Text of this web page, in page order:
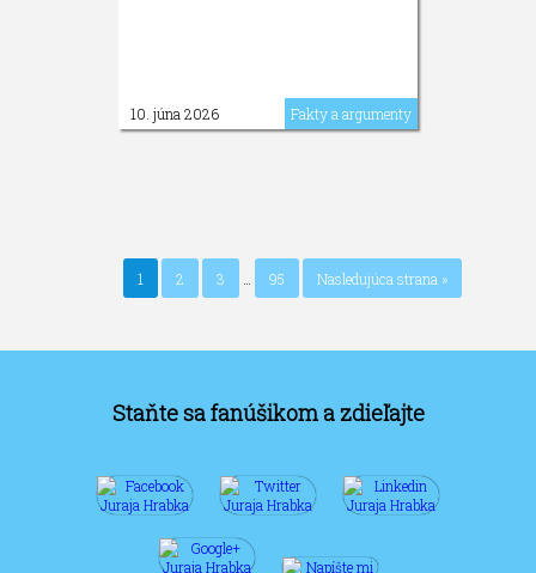
10. júna 2026 Fakty a argumenty
1 2 3 95 Nasledujúca strana »
Staňte sa fanúšikom a zdieľajte